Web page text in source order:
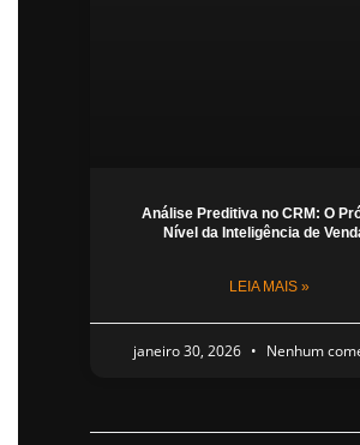
Análise Preditiva no CRM: O
Nível da Inteligência de
LEIA MAIS »
janeiro 30, 2026 Nenhum